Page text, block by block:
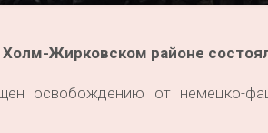
Холм-Жирковском районе
освобождению от немецко-